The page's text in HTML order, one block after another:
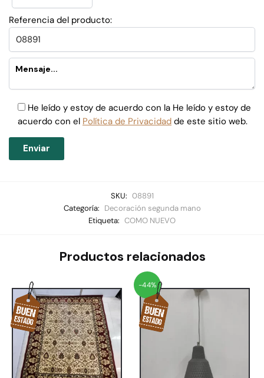
Referencia del producto:
He leído y estoy de acuerdo con la He leído y estoy de
acuerdo con el Política de Privacidad de este sitio web.
SKU: 08891
Categoría: Decoración segunda mano
Etiqueta: COMO NUEVO
Productos relacionados
-44%